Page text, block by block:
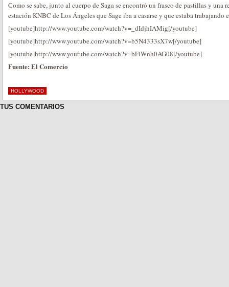
Como se sabe, junto al cuerpo de Saga se encontró un frasco de pastillas y una
estación KNBC de Los Ángeles que Sage iba a casarse y que estaba
[youtube]http://www.youtube.com/watch?v=_dIdjhIAMig[/youtube]
[youtube]http://www.youtube.com/watch?v=b5N4333sX7w[/youtube]
[youtube]http://www.youtube.com/watch?v=bFiWnh0AG08[/youtube]
Fuente: El Comercio
HOLLYWOOD
TUS COMENTARIOS